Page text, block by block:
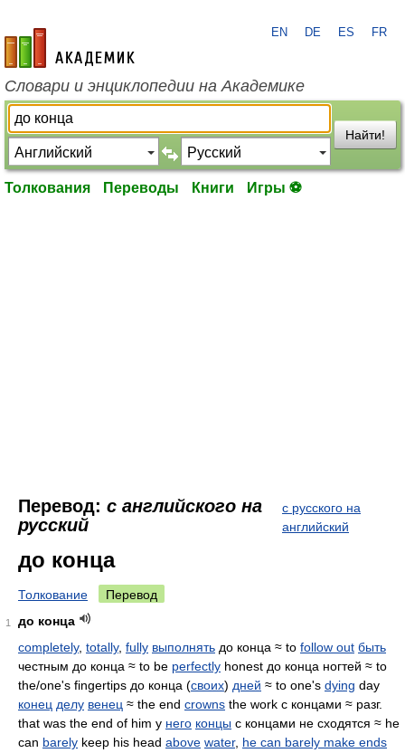
academic.ru
EN DE ES FR
Словари и энциклопедии на Академике
Найти!
Толкования Переводы Книги Игры ⚽
Перевод: с английского на
русский
с русского на
английский
до конца
Толкование Перевод
1
до конца
completely, totally, fully выполнять до конца ≈ to follow out быть
честным до конца ≈ to be perfectly honest до конца ногтей ≈ to
the/one's fingertips до конца (своих) дней ≈ to one's dying day
конец делу венец ≈ the end crowns the work с концами ≈ разг.
that was the end of him у него концы с концами не сходятся ≈ he
can barely keep his head above water, he can barely make ends